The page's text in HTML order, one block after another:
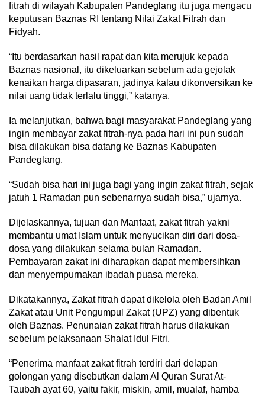
fitrah di wilayah Kabupaten Pandeglang itu juga mengacu
keputusan Baznas RI tentang Nilai Zakat Fitrah dan
Fidyah.
“Itu berdasarkan hasil rapat dan kita merujuk kepada
Baznas nasional, itu dikeluarkan sebelum ada gejolak
kenaikan harga dipasaran, jadinya kalau dikonversikan ke
nilai uang tidak terlalu tinggi,” katanya.
Ia melanjutkan, bahwa bagi masyarakat Pandeglang yang
ingin membayar zakat fitrah-nya pada hari ini pun sudah
bisa dilakukan bisa datang ke Baznas Kabupaten
Pandeglang.
“Sudah bisa hari ini juga bagi yang ingin zakat fitrah, sejak
jatuh 1 Ramadan pun sebenarnya sudah bisa,” ujarnya.
Dijelaskannya, tujuan dan Manfaat, zakat fitrah yakni
membantu umat Islam untuk menyucikan diri dari dosa-
dosa yang dilakukan selama bulan Ramadan.
Pembayaran zakat ini diharapkan dapat membersihkan
dan menyempurnakan ibadah puasa mereka.
Dikatakannya, Zakat fitrah dapat dikelola oleh Badan Amil
Zakat atau Unit Pengumpul Zakat (UPZ) yang dibentuk
oleh Baznas. Penunaian zakat fitrah harus dilakukan
sebelum pelaksanaan Shalat Idul Fitri.
“Penerima manfaat zakat fitrah terdiri dari delapan
golongan yang disebutkan dalam Al Quran Surat At-
Taubah ayat 60, yaitu fakir, miskin, amil, mualaf, hamba